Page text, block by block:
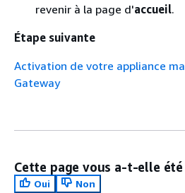
revenir à la page d'accueil.
Étape suivante
Activation de votre appliance
Gateway
Cette page vous a-t-elle
Oui
Non